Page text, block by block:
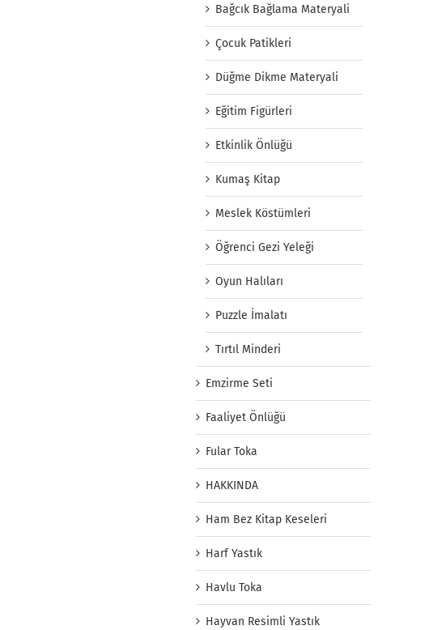
Bağcık Bağlama Materyali
Çocuk Patikleri
Düğme Dikme Materyali
Eğitim Figürleri
Etkinlik Önlüğü
Kumaş Kitap
Meslek Köstümleri
Öğrenci Gezi Yeleği
Oyun Halıları
Puzzle İmalatı
Tırtıl Minderi
Emzirme Seti
Faaliyet Önlüğü
Fular Toka
HAKKINDA
Ham Bez Kitap Keseleri
Harf Yastık
Havlu Toka
Hayvan Resimli Yastık